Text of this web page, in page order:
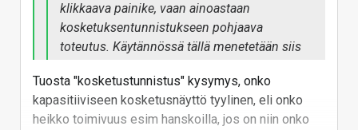
klikkaava painike, vaan ainoastaan
kosketuksentunnistukseen pohjaava
toteutus. Käytännössä tällä menetetään siis
lukitsemiseen ”puolittaisen” painalluksen
avulla.
Tuosta "kosketustunnistus" kysymys, onko
kapasitiiviseen kosketusnäyttö tyylinen, eli onko
heikko toimivuus esim hanskoilla, jos on niin onko